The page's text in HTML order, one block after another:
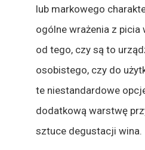
lub markowego
ogólne wrażenia z picia
od tego, czy są to
osobistego, czy do
te niestandardowe
dodatkową warstwę
sztuce degustacji wina.